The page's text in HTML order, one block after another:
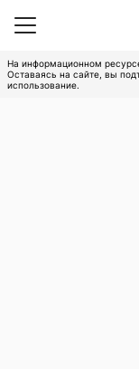
На информационном
Оставаясь на сайте, вы
использование.